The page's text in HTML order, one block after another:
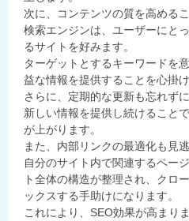
次に、コンテンツの質を高める
検索エンジンは、ユーザーにと
るサイトを好みます。
ターゲットとするキーワードを
益な情報を提供することを心掛け
さらに、定期的な更新も忘れず
新しい情報を提供し続けること
が上がります。
また、内部リンクの最適化も見逃
自分のサイト内で関連するペー
ト全体の構造が整理され、クロ
ックスする手助けになります。
これにより、SEO効果が高まりま